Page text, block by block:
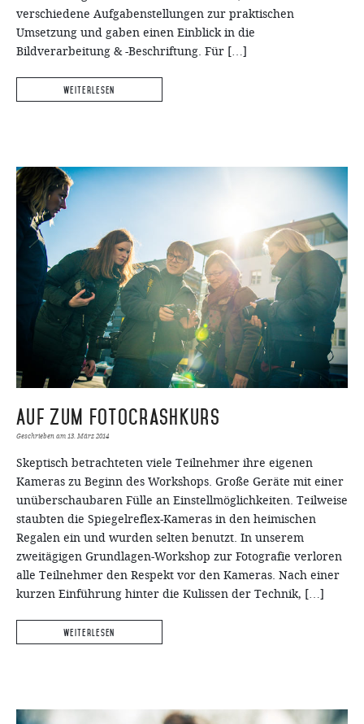
verschiedene Aufgabenstellungen zur praktischen
Umsetzung und gaben einen Einblick in die
Bildverarbeitung & -Beschriftung. Für […]
Weiterlesen
Auf zum FotoCrashKurs
Geschrieben am 13. März 2014
Skeptisch betrachteten viele Teilnehmer ihre eigenen
Kameras zu Beginn des Workshops. Große Geräte mit einer
unüberschaubaren Fülle an Einstellmöglichkeiten. Teilweise
staubten die Spiegelreflex-Kameras in den heimischen
Regalen ein und wurden selten benutzt. In unserem
zweitägigen Grundlagen-Workshop zur Fotografie verloren
alle Teilnehmer den Respekt vor den Kameras. Nach einer
kurzen Einführung hinter die Kulissen der Technik, […]
Weiterlesen